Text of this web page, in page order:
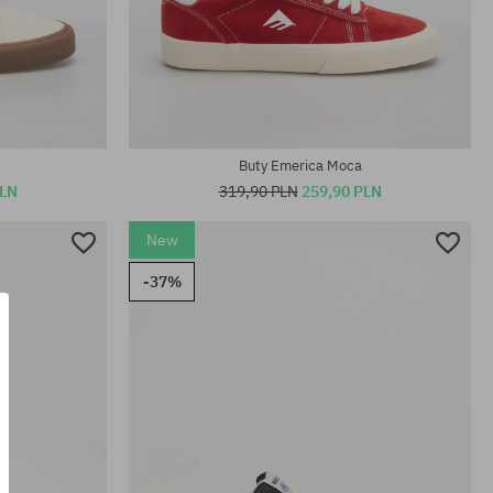
Buty Emerica Moca
319,90 PLN 259,90 PLN
New
-37%